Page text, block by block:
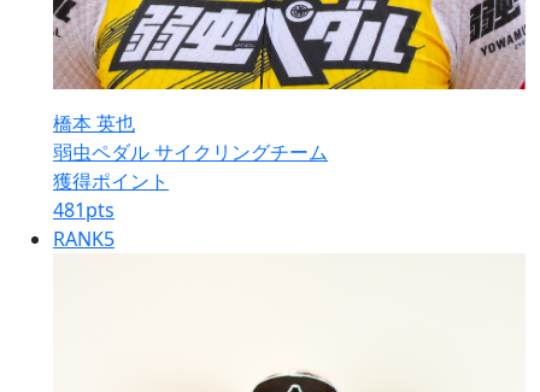
橋本 英也
弱虫ペダル サイクリングチーム
獲得ポイント
481pts
RANK5